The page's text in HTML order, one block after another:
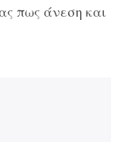
πως άνεση και